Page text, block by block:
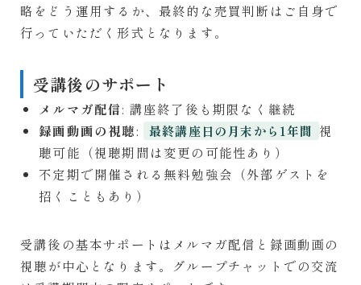
略をどう運用するか、最終的な売買判断はご自身で
行っていただく形式となります。
受講後のサポート
メルマガ配信: 講座終了後も期限なく継続
録画動画の視聴: 最終講座日の月末から1年間 視
聴可能（視聴期間は変更の可能性あり）
不定期で開催される無料勉強会（外部ゲストを
招くこともあり）
受講後の基本サポートはメルマガ配信と録画動画の
視聴が中心となります。グループチャットでの交流